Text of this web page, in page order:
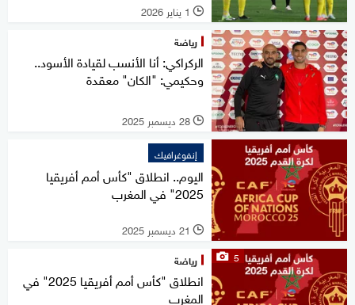
l 1 يناير 2026
رياضة
الركراكي: أنا الأنسب لقيادة الأسود..
وحكيمي: "الكان" معقدة
l 28 ديسمبر 2025
إنفوغرافيك
اليوم.. انطلاق "كأس أمم أفريقيا
2025" في المغرب
l 21 ديسمبر 2025
5 رياضة
انطلاق "كأس أمم أفريقيا 2025" في
المغرب